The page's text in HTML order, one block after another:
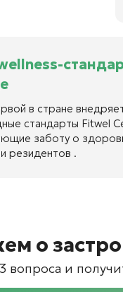
в стране
стандарты Fitwel
заботу о
резидентов .
о
вопроса и